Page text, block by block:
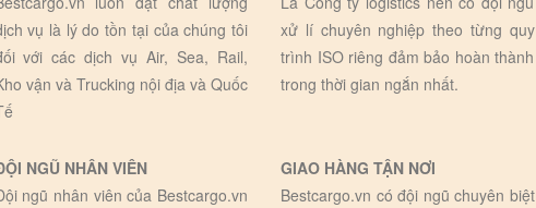
vụ là lý do tồn tại của chúng tôi
với các dịch vụ Air, Sea, Rail,
vận và Trucking nội địa và Quốc
xử lí chuyên nghiệp theo từng quy
trình ISO riêng đảm bảo hoàn thành
trong thời gian ngắn nhất.
NGŨ NHÂN VIÊN
ngũ nhân viên của Bestcargo.vn
GIAO HÀNG TẬN NƠI
Bestcargo.vn có đội ngũ chuyên biệt